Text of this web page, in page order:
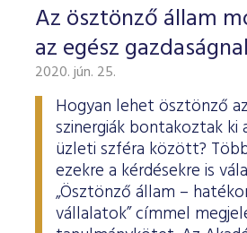
Az ösztönző állam
az egész
2020. jún. 25.
Hogyan lehet ösztönző
szinergiák bontakoztak ki
üzleti szféra között?
ezekre a kérdésekre is
„Ösztönző állam –
vállalatok” címmel